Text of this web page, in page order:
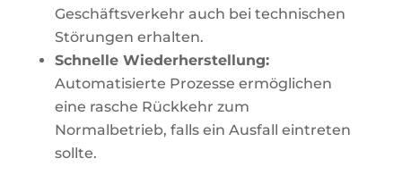
Geschäftsverkehr auch bei technischen
Störungen erhalten.
Schnelle Wiederherstellung:
Automatisierte Prozesse ermöglichen
eine rasche Rückkehr zum
Normalbetrieb, falls ein Ausfall eintreten
sollte.